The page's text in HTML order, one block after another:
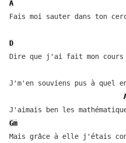
A
Fais moi sauter dans ton
D
Dire que j'ai fait mon cours
J'm'en souviens pus à quel
Gm
Mais grâce à elle j'étais